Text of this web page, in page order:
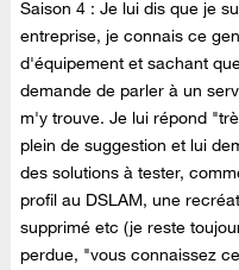
Saison 4 : Je lui dis que je
entreprise, je connais ce
d'équipement et sachant
demande de parler à un
m'y trouve. Je lui répond
plein de suggestion et lui
des solutions à tester,
profil au DSLAM, une
supprimé etc (je reste
perdue, "vous connaissez